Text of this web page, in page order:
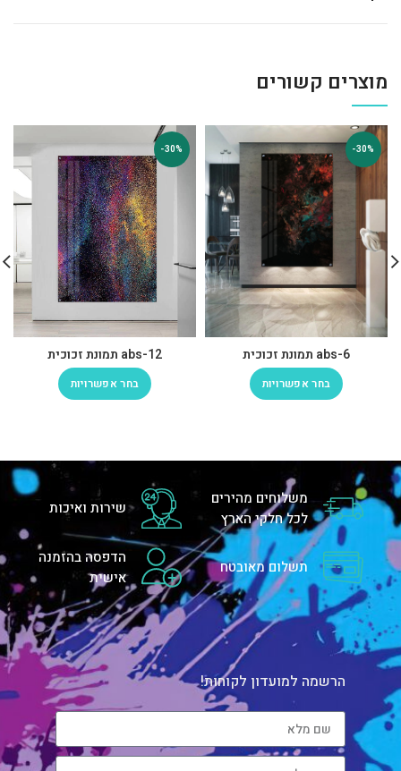
מוצרים קשורים
-30%
abs-6 תמונת זכוכית
בחר אפשרויות
-30%
abs-12 תמונת זכוכית
בחר אפשרויות
משלוחים מהירים
לכל חלקי הארץ
שירות ואיכות
תשלום מאובטח
הדפסה בהזמנה
אישית
הרשמה למועדון לקוחות!